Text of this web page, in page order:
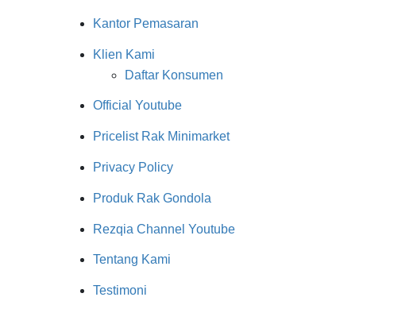
Kantor Pemasaran
Klien Kami
Daftar Konsumen
Official Youtube
Pricelist Rak Minimarket
Privacy Policy
Produk Rak Gondola
Rezqia Channel Youtube
Tentang Kami
Testimoni